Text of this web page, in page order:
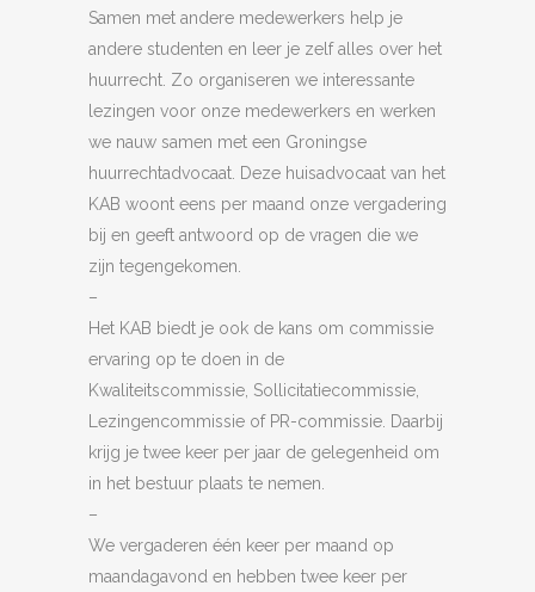
Samen met andere medewerkers help je
andere studenten en leer je zelf alles over het
huurrecht. Zo organiseren we interessante
lezingen voor onze medewerkers en werken
we nauw samen met een Groningse
huurrechtadvocaat. Deze huisadvocaat van het
KAB woont eens per maand onze vergadering
bij en geeft antwoord op de vragen die we
zijn tegengekomen.
–
Het KAB biedt je ook de kans om commissie
ervaring op te doen in de
Kwaliteitscommissie, Sollicitatiecommissie,
Lezingencommissie of PR-commissie. Daarbij
krijg je twee keer per jaar de gelegenheid om
in het bestuur plaats te nemen.
–
We vergaderen één keer per maand op
maandagavond en hebben twee keer per